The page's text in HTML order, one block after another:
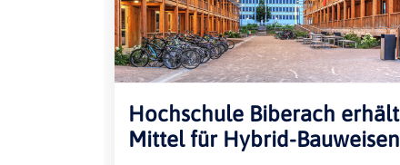
Hochschule Biberach erhält
Mittel für Hybrid-Bauweisen